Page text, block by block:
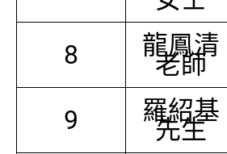
8 龍鳳清
老師
9 羅紹基
先生